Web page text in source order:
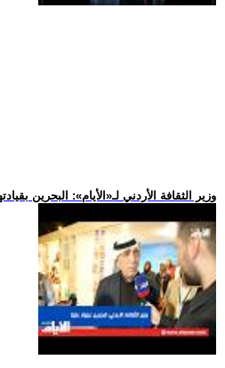
.. وزير الثقافة الأردني لـ«الأيام»: البحرين